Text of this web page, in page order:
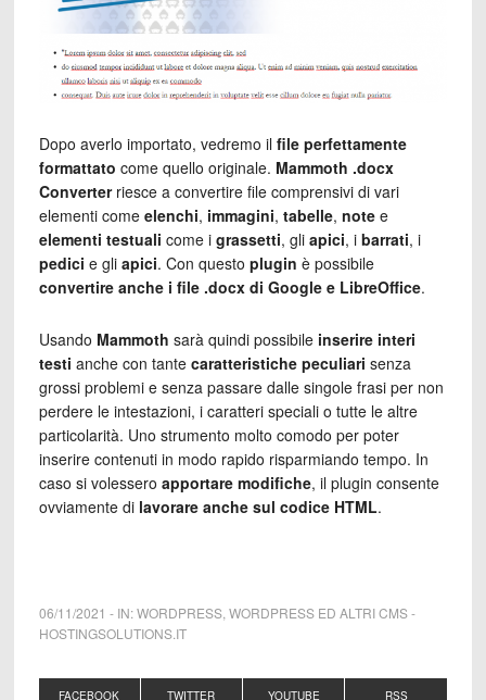
Dopo averlo importato, vedremo il file perfettamente
formattato come quello originale. Mammoth .docx
Converterriesce a convertire file comprensivi di vari
elementi come elenchi, immagini, tabelle, notee
elementi testuali come i grassetti, gli apici, i barrati, i
pedici e gli apici. Con questo plugin è possibile
convertire anche i file .docx di Google e LibreOffice.
Usando Mammoth sarà quindi possibile inserire interi
testi anche con tante caratteristiche peculiari senza
grossi problemi e senza passare dalle singole frasi per non
perdere le intestazioni, i caratteri speciali o tutte le altre
particolarità. Uno strumento molto comodo per poter
inserire contenuti in modo rapido risparmiando tempo. In
caso si volessero apportare modifiche, il plugin consente
ovviamente di lavorare anche sul codice HTML.
06/11/2021 - IN:WORDPRESS, WORDPRESS ED ALTRI CMS-
HOSTINGSOLUTIONS.IT
FACEBOOK TWITTER YOUTUBE RSS